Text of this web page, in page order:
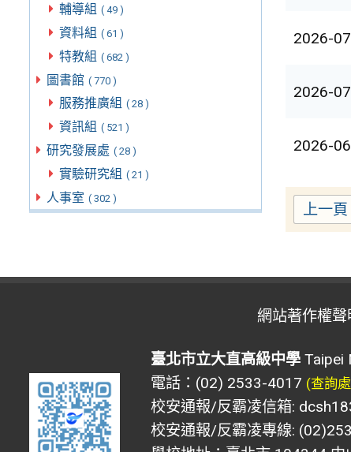
輔導組 ( 49 )
資料組 ( 61 )
特教組 ( 682 )
圖書館 ( 770 )
服務推廣組 ( 28 )
資訊組 ( 521 )
研究發展處 ( 28 )
實驗研究組 ( 21 )
人事室 ( 302 )
2026-
2026-
2026-
上一頁
網站著作權聲
臺北市立大直高級中學Taipei
電話：(02) 2533-4017 (查詢
校安通報/反霸凌信箱:
校安通報/反霸凌專線: